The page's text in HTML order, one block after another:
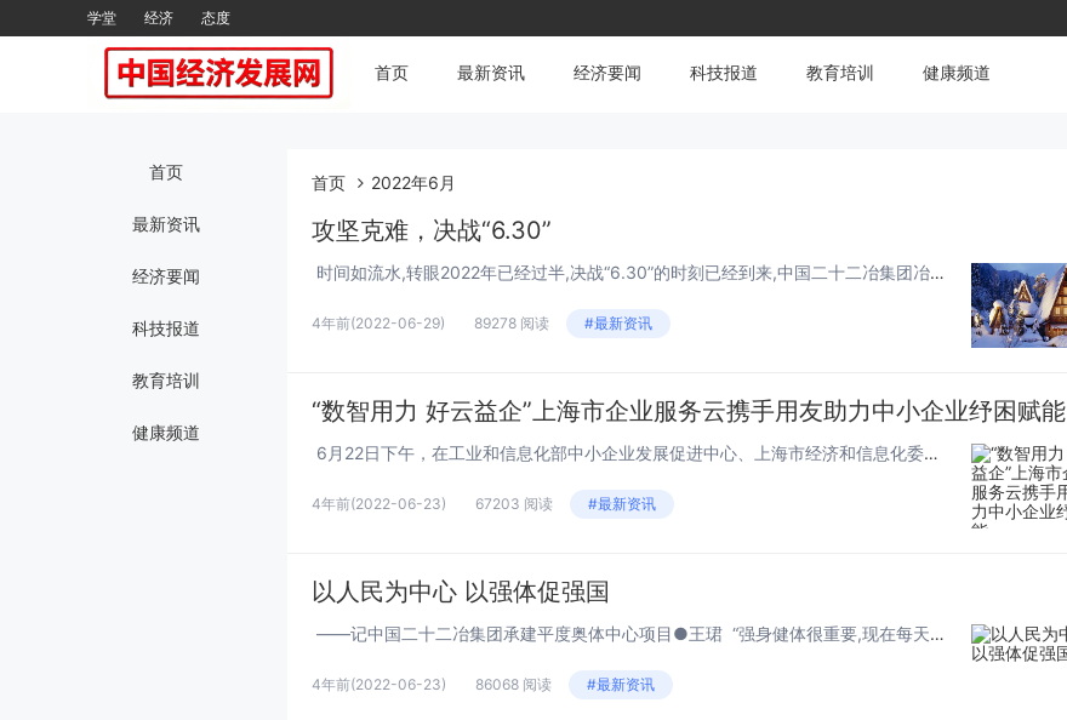
学堂 经济 态度
首页 最新资讯 经济要闻 科技报道 教育培训 健康频道
首页
最新资讯
经济要闻
科技报道
教育培训
健康频道
首页 2022年6月
攻坚克难，决战“6.30”
时间如流水,转眼2022年已经过半,决战“6.30”的时刻已经到来,中国二十二冶集团冶金公司各项目党支部在如火如荼的大干热潮中,坚守岗位,不断强化责任,增强党支部的引领力、凝聚力、统筹力、战斗力,不但进一步强化了基层党组织的服务...
4年前(2022-06-29) 89278 阅读 #最新资讯
“数智用力 好云益企”上海市企业服务云携手用友助力中小企业纾困赋能
6月22日下午，在工业和信息化部中小企业发展促进中心、上海市经济和信息化委员会指导下，上海市中小企业发展服务中心联合用友网络启动“数智用力 好云益企——助力上海中小企业纾困赋能专项行动”。中国中小企业协会会长李子彬、工业和信息化...
4年前(2022-06-23) 67203 阅读 #最新资讯
以人民为中心 以强体促强国
——记中国二十二冶集团承建平度奥体中心项目●王珺 “强身健体很重要,现在每天在空调房里呆着办公,感觉自己体质没以前好了。现在咱们这边新建了这个奥体中心,晚上下班了我就和几个同事来跑跑步、锻炼锻炼身体。”在平...
4年前(2022-06-23) 86068 阅读 #最新资讯